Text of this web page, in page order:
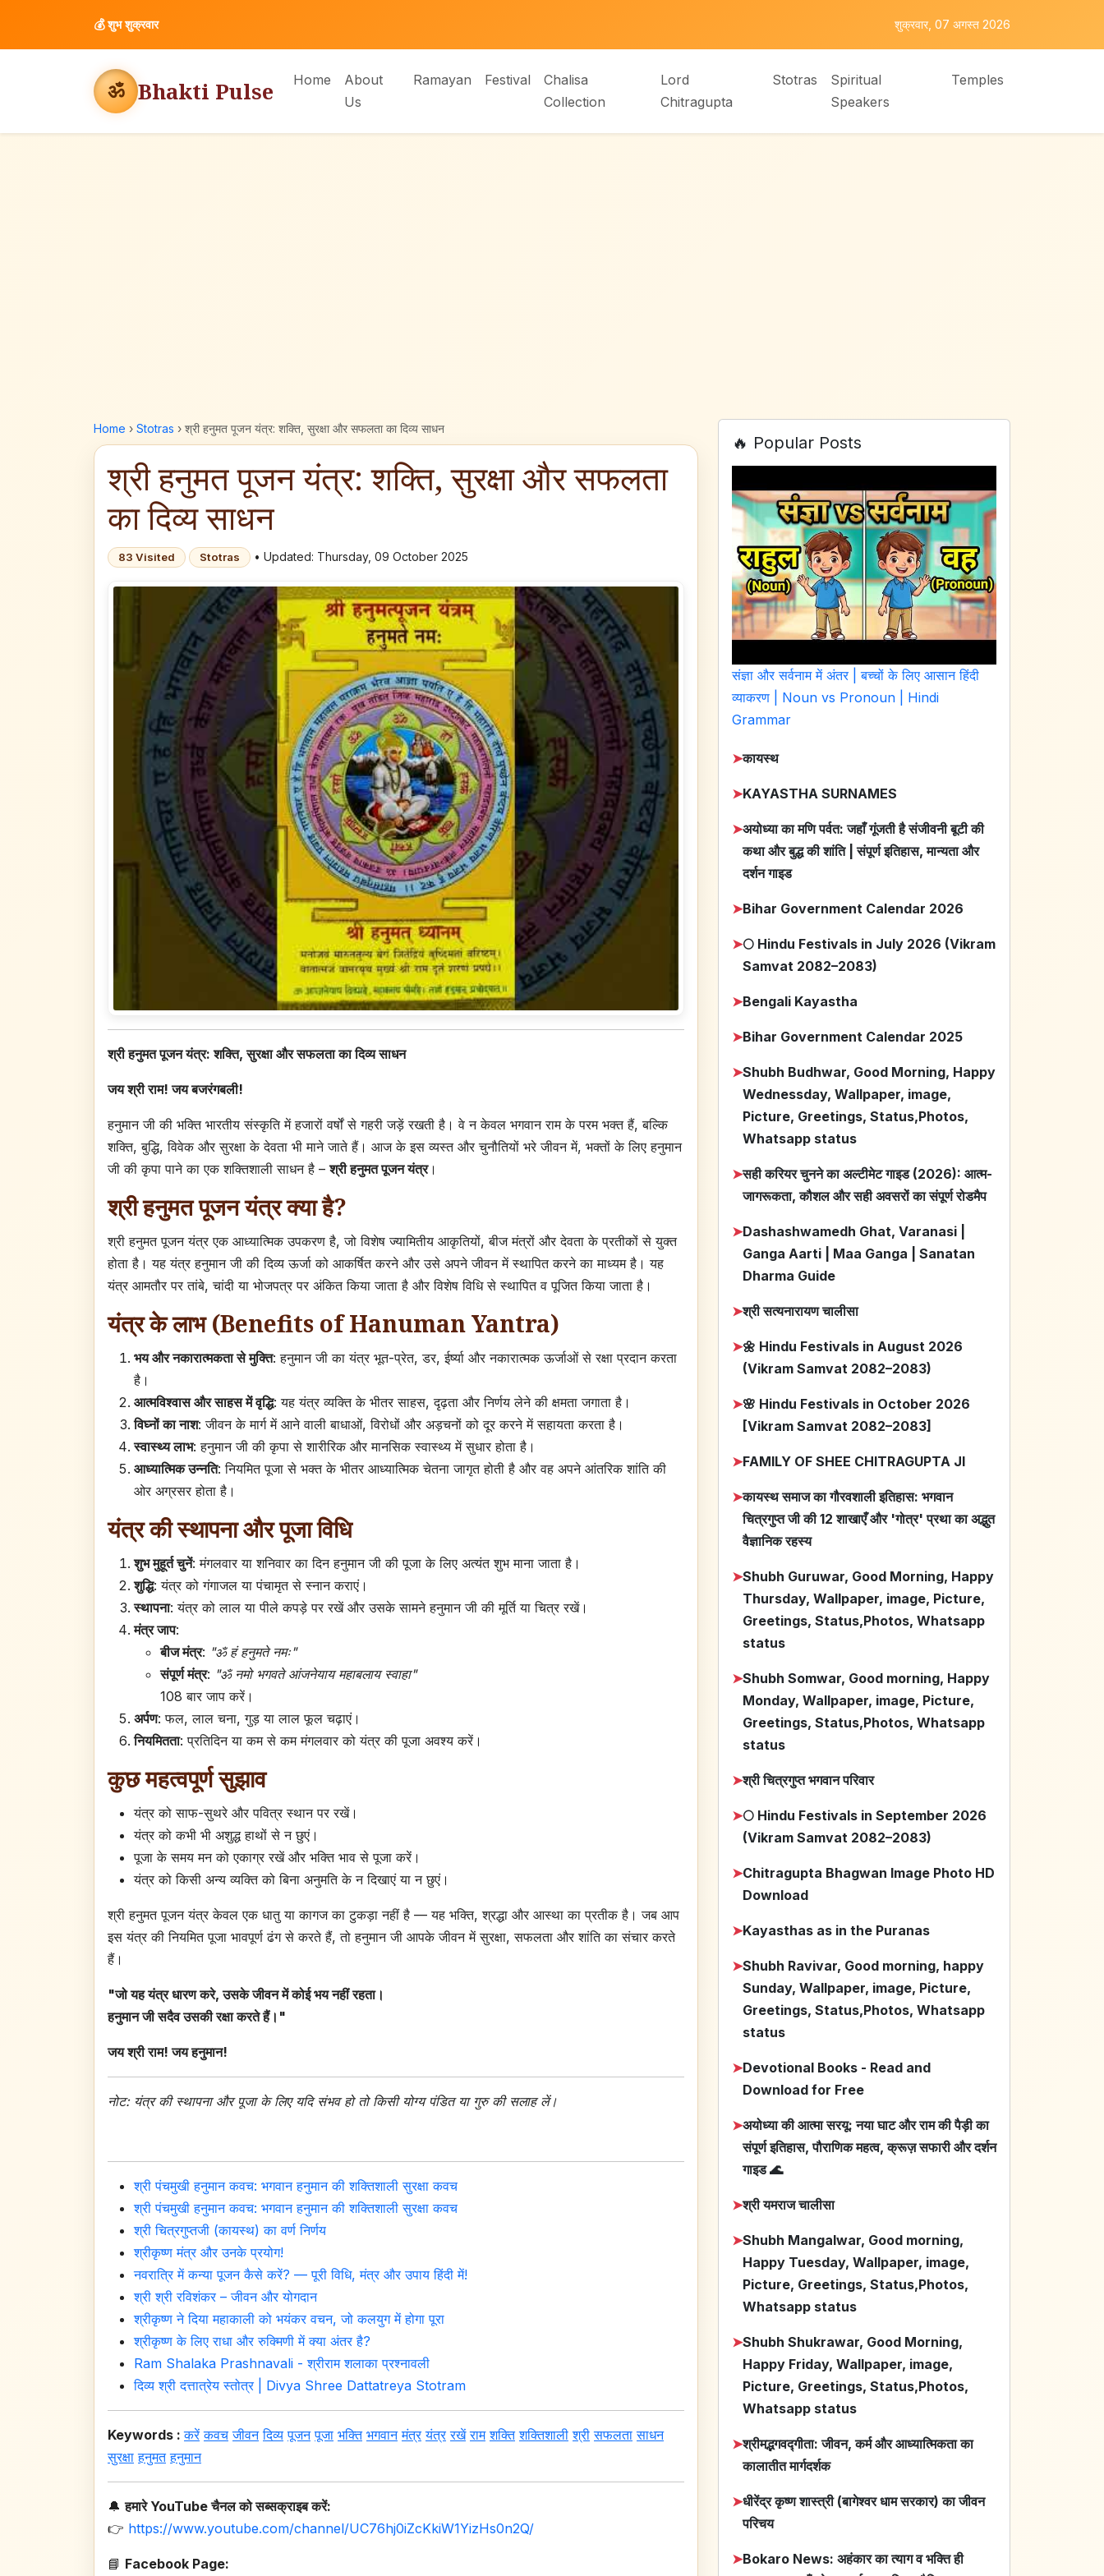
💰शुभ शुक्रवार शुक्रवार, 07 अगस्त 2026
ॐ Bhakti Pulse Home
About
Us
Ramayan Festival
Chalisa
Collection
Lord
Chitragupta
Stotras
Spiritual
Speakers
Temples
Home › Stotras › श्री हनुमत पूजन यंत्र: शक्ति, सुरक्षा और सफलता का दिव्य साधन
श्री हनुमत पूजन यंत्र: शक्ति, सुरक्षा और सफलता
का दिव्य साधन
83 Visited Stotras • Updated: Thursday, 09 October 2025
श्री हनुमत पूजन यंत्र: शक्ति, सुरक्षा और सफलता का दिव्य साधन
जय श्री राम! जय बजरंगबली!
हनुमान जी की भक्ति भारतीय संस्कृति में हजारों वर्षों से गहरी जड़ें रखती है। वे न केवल भगवान राम के परम भक्त हैं, बल्कि
शक्ति, बुद्धि, विवेक और सुरक्षा के देवता भी माने जाते हैं। आज के इस व्यस्त और चुनौतियों भरे जीवन में, भक्तों के लिए हनुमान
जी की कृपा पाने का एक शक्तिशाली साधन है –श्री हनुमत पूजन यंत्र।
श्री हनुमत पूजन यंत्र क्या है?
श्री हनुमत पूजन यंत्र एक आध्यात्मिक उपकरण है, जो विशेष ज्यामितीय आकृतियों, बीज मंत्रों और देवता के प्रतीकों से युक्त
होता है। यह यंत्र हनुमान जी की दिव्य ऊर्जा को आकर्षित करने और उसे अपने जीवन में स्थापित करने का माध्यम है। यह
यंत्र आमतौर पर तांबे, चांदी या भोजपत्र पर अंकित किया जाता है और विशेष विधि से स्थापित व पूजित किया जाता है।
यंत्र के लाभ (Benefits of Hanuman Yantra)
भय और नकारात्मकता से मुक्ति: हनुमान जी का यंत्र भूत-प्रेत, डर, ईर्ष्या और नकारात्मक ऊर्जाओं से रक्षा प्रदान करता
है।
आत्मविश्वास और साहस में वृद्धि: यह यंत्र व्यक्ति के भीतर साहस, दृढ़ता और निर्णय लेने की क्षमता जगाता है।
विघ्नों का नाश: जीवन के मार्ग में आने वाली बाधाओं, विरोधों और अड़चनों को दूर करने में सहायता करता है।
स्वास्थ्य लाभ: हनुमान जी की कृपा से शारीरिक और मानसिक स्वास्थ्य में सुधार होता है।
आध्यात्मिक उन्नति: नियमित पूजा से भक्त के भीतर आध्यात्मिक चेतना जागृत होती है और वह अपने आंतरिक शांति की
ओर अग्रसर होता है।
यंत्र की स्थापना और पूजा विधि
शुभ मुहूर्त चुनें: मंगलवार या शनिवार का दिन हनुमान जी की पूजा के लिए अत्यंत शुभ माना जाता है।
शुद्धि: यंत्र को गंगाजल या पंचामृत से स्नान कराएं।
स्थापना: यंत्र को लाल या पीले कपड़े पर रखें और उसके सामने हनुमान जी की मूर्ति या चित्र रखें।
मंत्र जाप:
बीज मंत्र: "ॐ हं हनुमते नमः"
संपूर्ण मंत्र: "ॐ नमो भगवते आंजनेयाय महाबलाय स्वाहा"
108 बार जाप करें।
अर्पण: फल, लाल चना, गुड़ या लाल फूल चढ़ाएं।
नियमितता: प्रतिदिन या कम से कम मंगलवार को यंत्र की पूजा अवश्य करें।
कुछ महत्वपूर्ण सुझाव
यंत्र को साफ-सुथरे और पवित्र स्थान पर रखें।
यंत्र को कभी भी अशुद्ध हाथों से न छुएं।
पूजा के समय मन को एकाग्र रखें और भक्ति भाव से पूजा करें।
यंत्र को किसी अन्य व्यक्ति को बिना अनुमति के न दिखाएं या न छुएं।
श्री हनुमत पूजन यंत्र केवल एक धातु या कागज का टुकड़ा नहीं है — यह भक्ति, श्रद्धा और आस्था का प्रतीक है। जब आप
इस यंत्र की नियमित पूजा भावपूर्ण ढंग से करते हैं, तो हनुमान जी आपके जीवन में सुरक्षा, सफलता और शांति का संचार करते
हैं।
"जो यह यंत्र धारण करे, उसके जीवन में कोई भय नहीं रहता।
हनुमान जी सदैव उसकी रक्षा करते हैं।"
जय श्री राम! जय हनुमान!
नोट: यंत्र की स्थापना और पूजा के लिए यदि संभव हो तो किसी योग्य पंडित या गुरु की सलाह लें।
श्री पंचमुखी हनुमान कवच: भगवान हनुमान की शक्तिशाली सुरक्षा कवच
श्री पंचमुखी हनुमान कवच: भगवान हनुमान की शक्तिशाली सुरक्षा कवच
श्री चित्रगुप्तजी (कायस्थ) का वर्ण निर्णय
श्रीकृष्ण मंत्र और उनके प्रयोग!
नवरात्रि में कन्या पूजन कैसे करें? — पूरी विधि, मंत्र और उपाय हिंदी में!
श्री श्री रविशंकर – जीवन और योगदान
श्रीकृष्ण ने दिया महाकाली को भयंकर वचन, जो कलयुग में होगा पूरा
श्रीकृष्ण के लिए राधा और रुक्मिणी में क्या अंतर है?
Ram Shalaka Prashnavali - श्रीराम शलाका प्रश्नावली
दिव्य श्री दत्तात्रेय स्तोत्र | Divya Shree Dattatreya Stotram
Keywords :करें कवच जीवन दिव्य पूजन पूजा भक्ति भगवान मंत्र यंत्र रखें राम शक्ति शक्तिशाली श्री सफलता साधन
सुरक्षा हनुमत हनुमान
🔔हमारे YouTube चैनल को सब्सक्राइब करें:
👉 https://www.youtube.com/channel/UC76hj0iZcKkiW1YizHs0n2Q/
📘 Facebook Page:
🔥 Popular Posts
संज्ञा और सर्वनाम में अंतर | बच्चों के लिए आसान हिंदी
व्याकरण | Noun vs Pronoun | Hindi
Grammar
➤कायस्थ
➤KAYASTHA SURNAMES
➤अयोध्या का मणि पर्वत: जहाँ गूंजती है संजीवनी बूटी की
कथा और बुद्ध की शांति | संपूर्ण इतिहास, मान्यता और
दर्शन गाइड
➤Bihar Government Calendar 2026
➤🌕 Hindu Festivals in July 2026 (Vikram
Samvat 2082–2083)
➤Bengali Kayastha
➤Bihar Government Calendar 2025
➤Shubh Budhwar, Good Morning, Happy
Wednessday, Wallpaper, image,
Picture, Greetings, Status,Photos,
Whatsapp status
➤सही करियर चुनने का अल्टीमेट गाइड (2026): आत्म-
जागरूकता, कौशल और सही अवसरों का संपूर्ण रोडमैप
➤Dashashwamedh Ghat, Varanasi |
Ganga Aarti | Maa Ganga | Sanatan
Dharma Guide
➤श्री सत्यनारायण चालीसा
➤🌼 Hindu Festivals in August 2026
(Vikram Samvat 2082–2083)
➤🌸 Hindu Festivals in October 2026
[Vikram Samvat 2082–2083]
➤FAMILY OF SHEE CHITRAGUPTA JI
➤कायस्थ समाज का गौरवशाली इतिहास: भगवान
चित्रगुप्त जी की 12 शाखाएँ और 'गोत्र' प्रथा का अद्भुत
वैज्ञानिक रहस्य
➤Shubh Guruwar, Good Morning, Happy
Thursday, Wallpaper, image, Picture,
Greetings, Status,Photos, Whatsapp
status
➤Shubh Somwar, Good morning, Happy
Monday, Wallpaper, image, Picture,
Greetings, Status,Photos, Whatsapp
status
➤श्री चित्रगुप्त भगवान परिवार
➤🌕 Hindu Festivals in September 2026
(Vikram Samvat 2082–2083)
➤Chitragupta Bhagwan Image Photo HD
Download
➤Kayasthas as in the Puranas
➤Shubh Ravivar, Good morning, happy
Sunday, Wallpaper, image, Picture,
Greetings, Status,Photos, Whatsapp
status
➤Devotional Books - Read and
Download for Free
➤अयोध्या की आत्मा सरयू: नया घाट और राम की पैड़ी का
संपूर्ण इतिहास, पौराणिक महत्व, क्रूज़ सफारी और दर्शन
गाइड 🌊
➤श्री यमराज चालीसा
➤Shubh Mangalwar, Good morning,
Happy Tuesday, Wallpaper, image,
Picture, Greetings, Status,Photos,
Whatsapp status
➤Shubh Shukrawar, Good Morning,
Happy Friday, Wallpaper, image,
Picture, Greetings, Status,Photos,
Whatsapp status
➤श्रीमद्भगवद्गीता: जीवन, कर्म और आध्यात्मिकता का
कालातीत मार्गदर्शक
➤धीरेंद्र कृष्ण शास्त्री (बागेश्वर धाम सरकार) का जीवन
परिचय
➤Bokaro News: अहंकार का त्याग व भक्ति ही